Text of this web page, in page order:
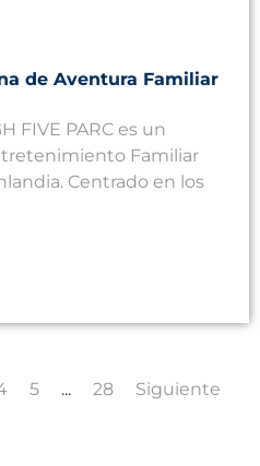
de Aventura Familiar
FIVE PARC es un
Familiar
Centrado en los
5 ... 28 Siguiente